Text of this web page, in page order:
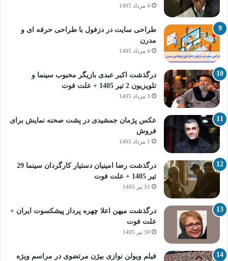
4 مرداد 1405
طراحی سایت در دزفول با طراحی حرفه‌ ای و
مدرن
4 مرداد 1405
درگذشت اکبر عبدی بازیگر محبوب سینما و
تلویزیون 2 تیر 1405 + علت فوت
3 مرداد 1405
عکس پژمان جمشیدی در پشت صحنه نمایش برای
فروش
1 مرداد 1405
درگذشت رضا امینیان دستیار کارگردان سینما 29
تیر 1405 + علت فوت
31 تیر 1405
درگذشت میهن اعلا چهره پرداز پیشکسوت ایران +
علت فوت
30 تیر 1405
فیلم ویولن نوازی بیژن مرتضوی در مراسم ویژه